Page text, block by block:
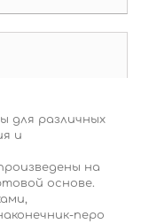
для различных
и
на
основе.
перо